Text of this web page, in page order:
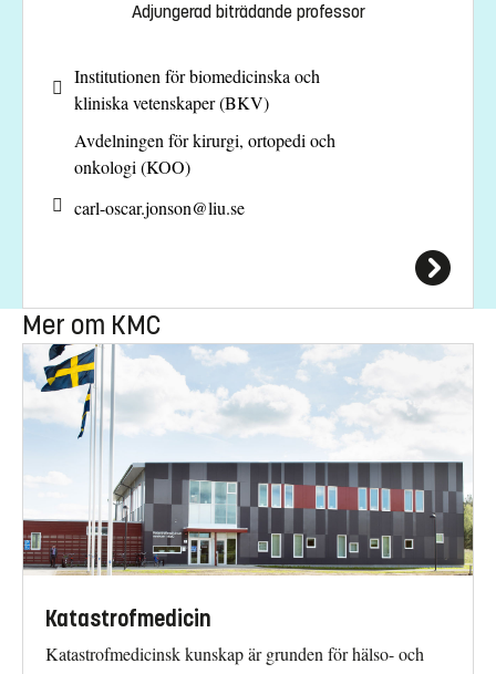
Adjungerad biträdande professor
Institutionen för biomedicinska och
kliniska vetenskaper (BKV)
Avdelningen för kirurgi, ortopedi och
onkologi (KOO)
carl-oscar.jonson@liu.se
Mer om KMC
Katastrofmedicin
Katastrofmedicinsk kunskap är grunden för hälso- och